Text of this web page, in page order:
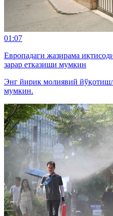
01:07
Европадаги жазирама
зарар етказиши мумкин
Энг йирик молиявий
мумкин.